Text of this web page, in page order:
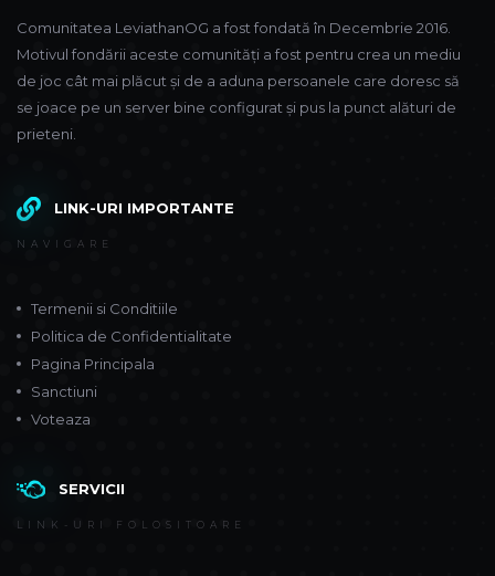
Comunitatea LeviathanOG a fost fondată în Decembrie 2016.
Motivul fondării aceste comunități a fost pentru crea un mediu
de joc cât mai plăcut și de a aduna persoanele care doresc să
se joace pe un server bine configurat și pus la punct alături de
prieteni.
LINK-URI IMPORTANTE
NAVIGARE
Termenii si Conditiile
Politica de Confidentialitate
Pagina Principala
Sanctiuni
Voteaza
SERVICII
LINK-URI FOLOSITOARE